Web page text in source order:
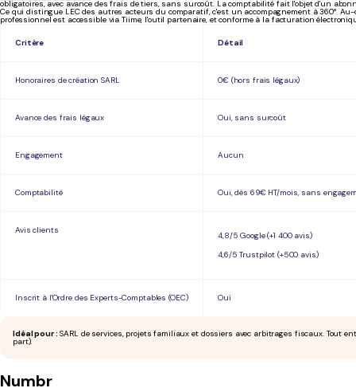
obligatoires, avec avance des frais de tiers, sans surcoût. La comptabilité fait l'objet d'un
Ce qui distingue LEC des autres acteurs du comparatif, c'est un accompagnement à 360°.
professionnel est accessible via Tiime, l'outil partenaire, et conforme à la facturation
Critère Détail
Honoraires de création SARL 0€ (hors frais légaux)
Avance des frais légaux Oui, sans surcoût
Engagement Aucun
Comptabilité Oui, dès 69€ HT/mois, sans
Avis clients
4,8/5 Google (+1 400 avis)
4,6/5 Trustpilot (+500 avis)
Inscrit à l'Ordre des Experts-Comptables (OEC) Oui
Idéal pour : SARL de services, projets familiaux et dossiers avec arbitrages fiscaux. Tout
part).
Numbr